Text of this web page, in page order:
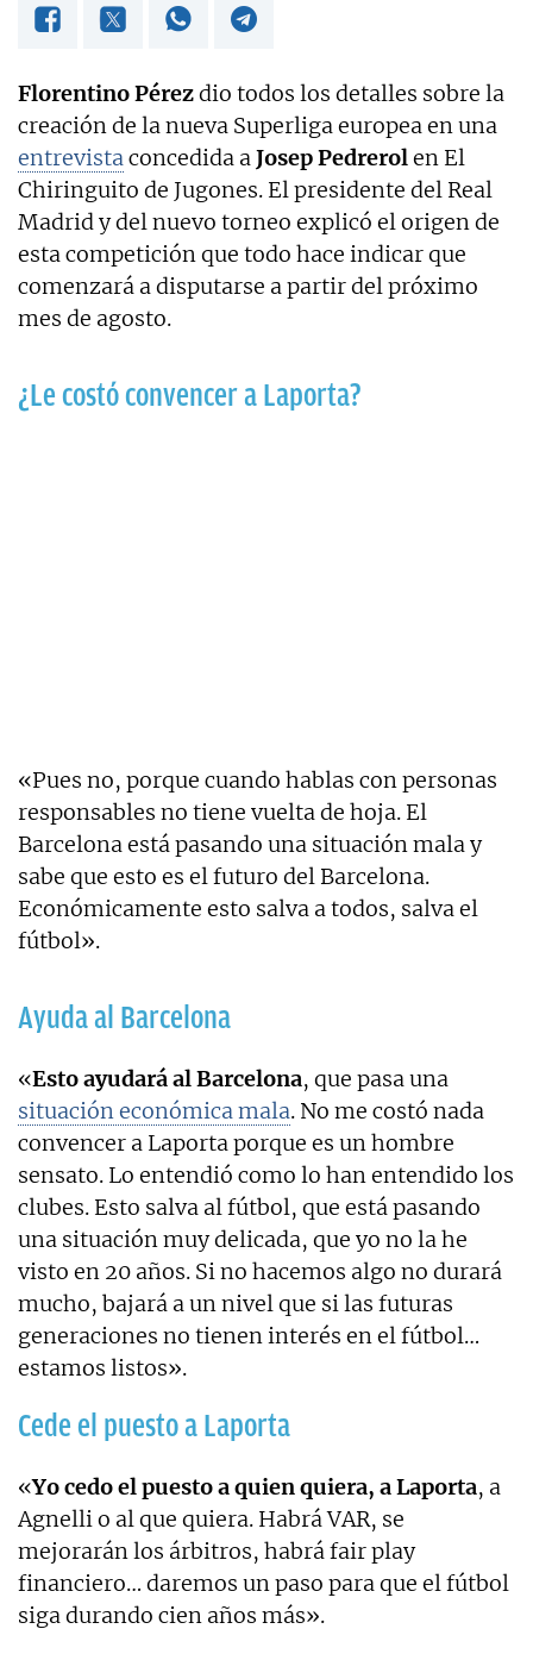
Florentino Pérezdio todos los detalles sobre la
creación de la nueva Superliga europea en una
entrevistaconcedida aJosep Pedrerolen El
Chiringuito de Jugones. El presidente del Real
Madrid y del nuevo torneo explicó el origen de
esta competición que todo hace indicar que
comenzará a disputarse a partir del próximo
mes de agosto.
¿Le costó convencer a Laporta?
«Pues no, porque cuando hablas con personas
responsables no tiene vuelta de hoja. El
Barcelona está pasando una situación mala y
sabe que esto es el futuro del Barcelona.
Económicamente esto salva a todos, salva el
fútbol».
Ayuda al Barcelona
«Esto ayudará al Barcelona, que pasa una
situación económica mala. No me costó nada
convencer a Laporta porque es un hombre
sensato. Lo entendió como lo han entendido los
clubes. Esto salva al fútbol, que está pasando
una situación muy delicada, que yo no la he
visto en 20 años. Si no hacemos algo no durará
mucho, bajará a un nivel que si las futuras
generaciones no tienen interés en el fútbol…
estamos listos».
Cede el puesto a Laporta
«Yo cedo el puesto a quien quiera, a Laporta, a
Agnelli o al que quiera. Habrá VAR, se
mejorarán los árbitros, habrá fair play
financiero… daremos un paso para que el fútbol
siga durando cien años más».